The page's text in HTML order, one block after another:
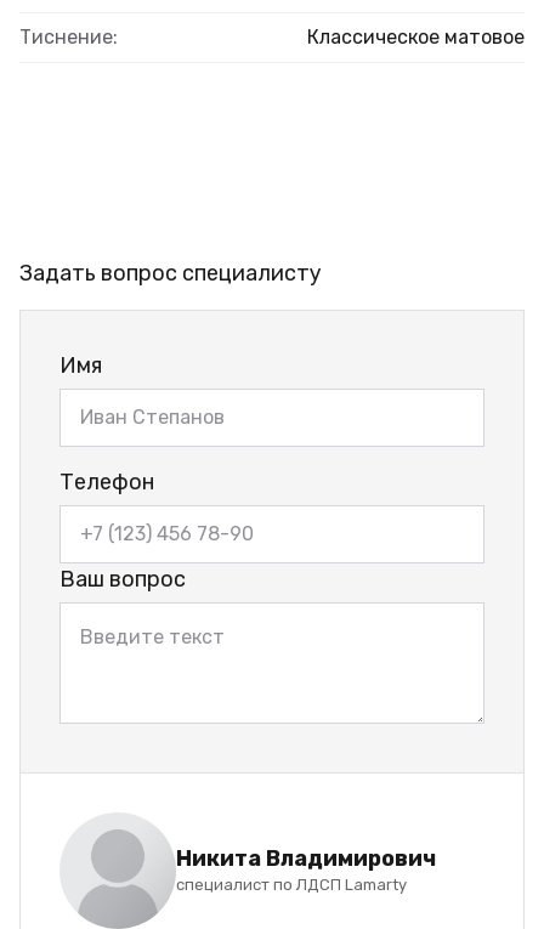
Тиснение: Классическое матовое
Задать вопрос специалисту
Имя
Телефон
Ваш вопрос
Никита Владимирович
специалист по ЛДСП Lamarty